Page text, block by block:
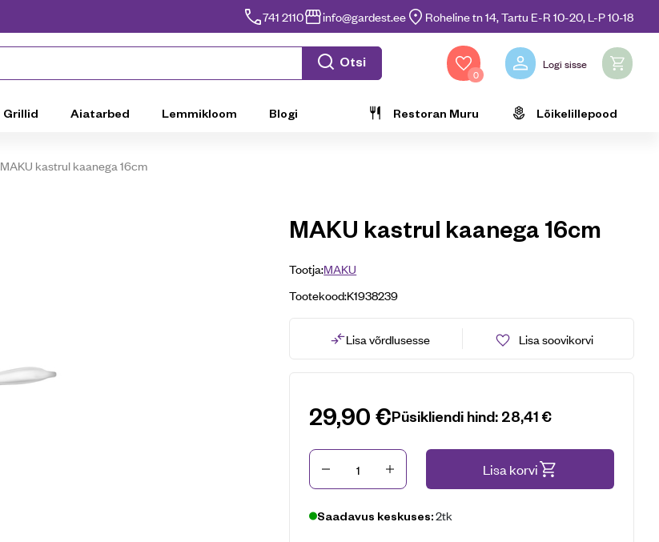
741 2110 info@gardest.ee Roheline tn 14, Tartu E-R 10-20, L-P 10-18
Otsi
0
Logi sisse
Grillid Aiatarbed Lemmikloom Blogi Restoran Muru Lõikelillepood
MAKU kastrul kaanega 16cm
MAKU kastrul kaanega 16cm
Tootja:MAKU
Tootekood:K1938239
Lisa võrdlusesse Lisa soovikorvi
29,90€Püsikliendi hind: 28,41€
Kogus Lisa korvi
Saadavus keskuses:2tk